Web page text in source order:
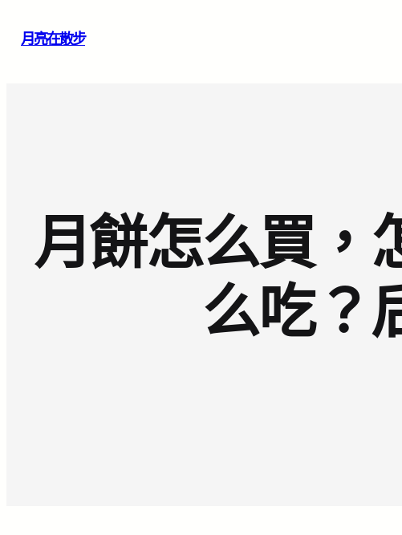
月亮在散步
月餅怎么買，
么吃？